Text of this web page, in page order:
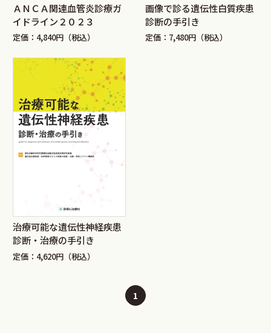
ＡＮＣＡ関連血管炎診療ガ
イドライン２０２３
定価：4,840円（税込）
画像で診る遺伝性白質疾患
診断の手引き
定価：7,480円（税込）
治療可能な遺伝性神経疾患
診断・治療の手引き
定価：4,620円（税込）
1